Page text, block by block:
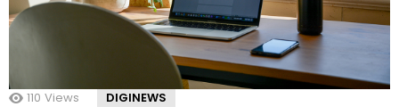
110 Views DIGINEWS